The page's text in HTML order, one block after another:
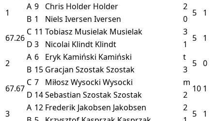
1
A 9 Chris Holder Holder 2
5 1
B 1 Niels Iversen Iversen
0
67.26
C 11 Tobiasz Musielak Musielak 3
5 1
D 3 Nicolai Klindt Klindt
1
2
A 6 Eryk Kamiński Kamiński t
5 0
B 15 Gracjan SzostakSzostak
3
67.67
C 7 Miłosz Wysocki Wysocki m
10 1
D 14Sebastian SzostakSzostak
2
3
A 12 Frederik Jakobsen Jakobsen 2
5 1